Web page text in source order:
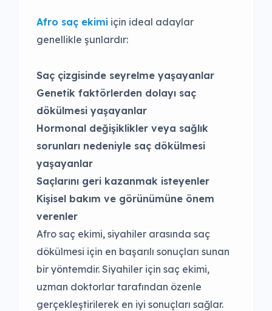
Afro saç ekimi için ideal adaylar
genellikle şunlardır:
Saç çizgisinde seyrelme yaşayanlar
Genetik faktörlerden dolayı saç
dökülmesi yaşayanlar
Hormonal değişiklikler veya sağlık
sorunları nedeniyle saç dökülmesi
yaşayanlar
Saçlarını geri kazanmak isteyenler
Kişisel bakım ve görünümüne önem
verenler
Afro saç ekimi, siyahiler arasında saç
dökülmesi için en başarılı sonuçları sunan
bir yöntemdir. Siyahiler için saç ekimi,
uzman doktorlar tarafından özenle
gerçekleştirilerek en iyi sonuçları sağlar.